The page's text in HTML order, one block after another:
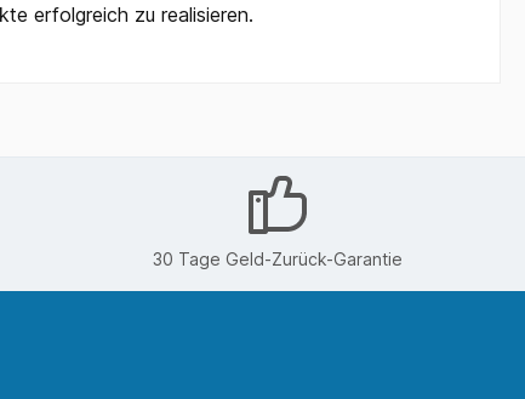
erfolgreich zu realisieren.
30 Tage Geld-Zurück-Garantie